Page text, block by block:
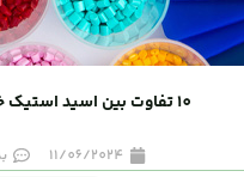
10 تفاوت بین اسید استیک خوراکی و صنعتی
11/06/2024